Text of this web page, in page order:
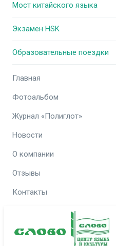
Мост китайского языка
Экзамен HSK
Образовательные поездки
Главная
Фотоальбом
Журнал «Полиглот»
Новости
О компании
Отзывы
Контакты